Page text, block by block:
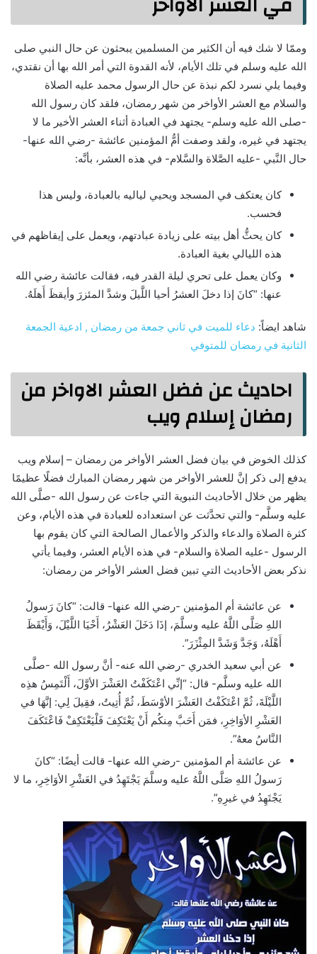
وممّا لا شك فيه أن الكثير من المسلمين يبحثون عن حال النبي صلى
الله عليه وسلم في تلك الأيام، لأنه القدوة التي أمر الله بها أن نقتدي،
وفيما يلي نسرد لكم نبذة عن حال الرسول محمد عليه الصلاة
والسلام مع العشر الأواخر من شهر رمضان، فلقد كان رسول الله
-صلى الله عليه وسلم- يجتهد في العبادة أثناء العشر الأخير ما لا
يجتهد في غيره، ولقد وصفت أمُّ المؤمنين عائشة -رضي الله عنها-
حال النَّبي -عليه الصَّلاة والسَّلام- في هذه العشر، بأنَّه:
كان يعتكف في المسجد ويحيي لياليه بالعبادة، وليس هذا
فحسب.
كان يحثُّ أهل بيته على زيادة عبادتهم، ويعمل على إيقاظهم في
هذه الليالي بغية العبادة.
وكان يعمل على تحري ليلة القدر فيه، فقالت عائشة رضي الله
عنها: “كانَ إذا دخلَ العشرُ أحيا اللَّيلَ وشدَّ المئزرَ وأيقظَ أَهلَهُ.
شاهد ايضاً: دعاء للميت في ثاني جمعة من رمضان , ادعية الجمعة
الثانية في رمضان للمتوفي
احاديث عن فضل العشر الاواخر من
رمضان إسلام ويب
كذلك الخوض في بيان فضل العشر الأواخر من رمضان – إسلام ويب
يدفع إلى ذكر إنَّ للعشر الأواخر من شهر رمضان المبارك فضلًا عظيمًا
يظهر من خلال الأحاديث النبوية التي جاءت عن رسول الله -صلَّى الله
عليه وسلَّم- والتي تحدَّثت عن استعداده للعبادة في هذه الأيام، وعن
كثرة الصلاة والدعاء والذكر والأعمال الصالحة التي كان يقوم بها
الرسول -عليه الصلاة والسلام- في هذه الأيام العشر، وفيما يأتي
نذكر بعض الأحاديث التي تبين فضل العشر الأواخر من رمضان:
عن عائشة أم المؤمنين -رضي الله عنها- قالت: “كانَ رَسولُ
اللهِ صَلَّى اللَّهُ عليه وسلَّمَ، إذَا دَخَلَ العَشْرُ، أَحْيَا اللَّيْلَ، وَأَيْقَظَ
أَهْلَهُ، وَجَدَّ وَشَدَّ المِئْزَرَ”.
عن أبي سعيد الخدري -رضي الله عنه- أنَّ رسول الله -صلَّى
الله عليه وسلَّم- قال: “إنِّي اعْتَكَفْتُ العَشْرَ الأوَّلَ، أَلْتَمِسُ هذِه
اللَّيْلَةَ، ثُمَّ اعْتَكَفْتُ العَشْرَ الأوْسَطَ، ثُمَّ أُتِيتُ، فقِيلَ لِي: إنَّهَا في
العَشْرِ الأوَاخِرِ، فمَن أَحَبَّ مِنكُم أَنْ يَعْتَكِفَ فَلْيَعْتَكِفْ فَاعْتَكَفَ
النَّاسُ معهُ”.
عن عائشة أم المؤمنين -رضي الله عنها- قالت أيضًا: “كانَ
رَسولُ اللهِ صَلَّى اللَّهُ عليه وسلَّمَ يَجْتَهِدُ في العَشْرِ الأوَاخِرِ، ما لا
يَجْتَهِدُ في غيرِهِ”.